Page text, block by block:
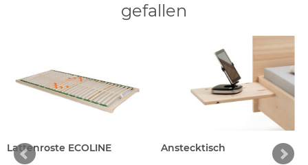
gefallen
Lattenroste ECOLINE Anstecktisch